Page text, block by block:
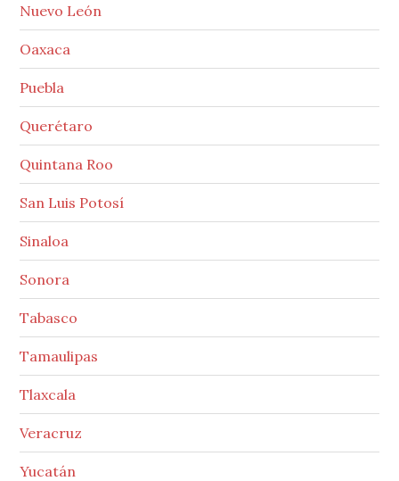
Nuevo León
Oaxaca
Puebla
Querétaro
Quintana Roo
San Luis Potosí
Sinaloa
Sonora
Tabasco
Tamaulipas
Tlaxcala
Veracruz
Yucatán